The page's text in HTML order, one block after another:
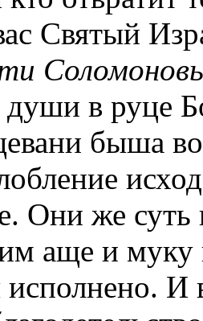
Святый
в руце
быша
Они же
аще и
исполнено.